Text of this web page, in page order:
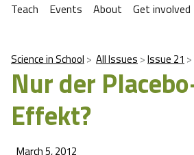
Teach
Events About Get involved
Science in School All Issues Issue 21
Nur der
Effekt?
March 5, 2012